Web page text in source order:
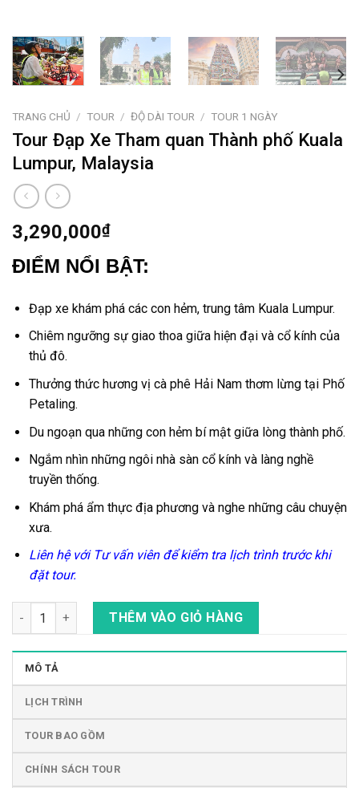
TRANG CHỦ / TOUR / ĐỘ DÀI TOUR / TOUR 1 NGÀY
Tour Đạp Xe Tham quan Thành phố Kuala
Lumpur, Malaysia
3,290,000₫
ĐIỂM NỔI BẬT:
Đạp xe khám phá các con hẻm, trung tâm Kuala Lumpur.
Chiêm ngưỡng sự giao thoa giữa hiện đại và cổ kính của
thủ đô.
Thưởng thức hương vị cà phê Hải Nam thơm lừng tại Phố
Petaling.
Du ngoạn qua những con hẻm bí mật giữa lòng thành phố.
Ngắm nhìn những ngôi nhà sàn cổ kính và làng nghề
truyền thống.
Khám phá ẩm thực địa phương và nghe những câu chuyện
xưa.
Liên hệ với Tư vấn viên để kiểm tra lịch trình trước khi
đặt tour.
Tour Đạp Xe Tham quan Thành phố Kuala Lumpur, Malaysia
THÊM VÀO GIỎ HÀNG
MÔ TẢ
LỊCH TRÌNH
TOUR BAO GỒM
CHÍNH SÁCH TOUR